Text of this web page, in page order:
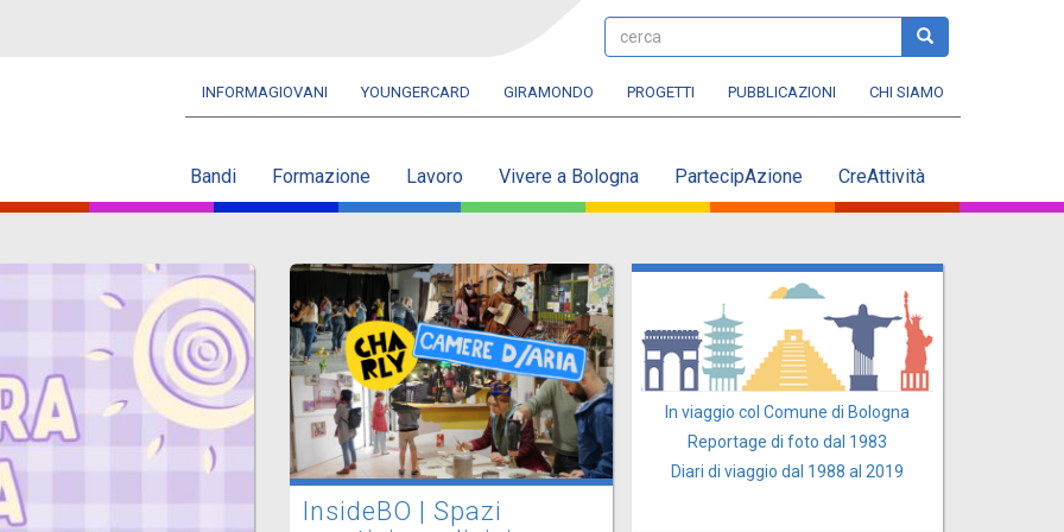
cerca cerca
Navbar
INFORMAGIOVANI YOUNGERCARD GIRAMONDO PROGETTI PUBBLICAZIONI CHI SIAMO
Bandi Formazione Lavoro Vivere a Bologna PartecipAzione CreAttività
InsideBO | Spazi
In viaggio col Comune di Bologna
Reportage di foto dal 1983
Diari di viaggio dal 1988 al 2019